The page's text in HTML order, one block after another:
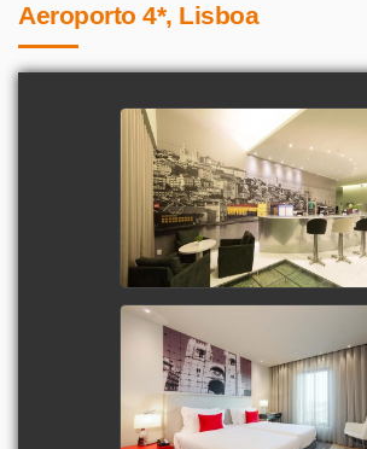
Aeroporto 4*, Lisboa